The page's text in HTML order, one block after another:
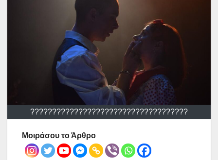
????????????????????????????????????
Μοιράσου το Άρθρο